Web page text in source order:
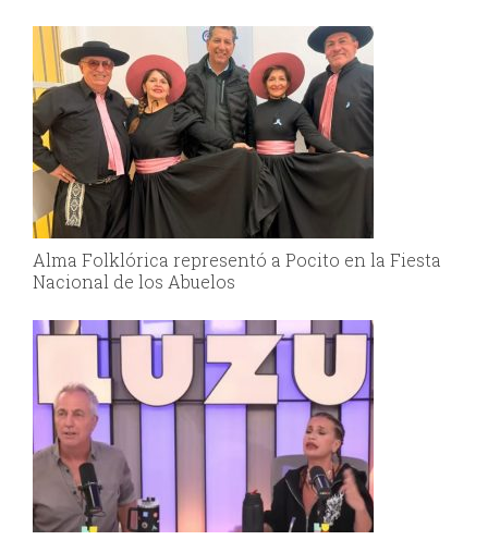
Alma Folklórica representó a Pocito en la Fiesta
Nacional de los Abuelos